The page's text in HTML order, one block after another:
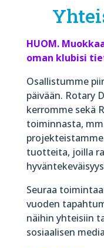
HUOM.
oman klubisi
Osallistumme
päivään. Rotary
kerromme sekä
toiminnasta,
tuotteita, joilla
Seuraa
vuoden
näihin yhteisiin
sosiaalisen